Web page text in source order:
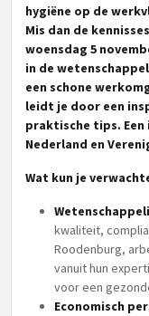
hygiëne op de
Mis dan de
woensdag 5
in de
een schone
leidt je door een
praktische tips. Een
Nederland en
Wat kun je
kwaliteit,
Roodenburg,
vanuit hun
voor een
Economisch